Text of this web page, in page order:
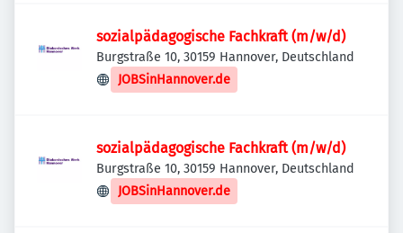
sozialpädagogische Fachkraft (m/w/d)
Burgstraße 10, 30159 Hannover, Deutschland
JOBSinHannover.de
sozialpädagogische Fachkraft (m/w/d)
Burgstraße 10, 30159 Hannover, Deutschland
JOBSinHannover.de